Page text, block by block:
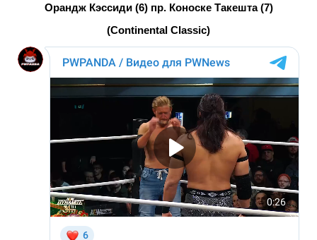
Орандж Кэссиди (6) пр. Коноске Такешта (7)
(Continental Classic)